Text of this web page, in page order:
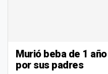
Murió beba de 1
por sus padres